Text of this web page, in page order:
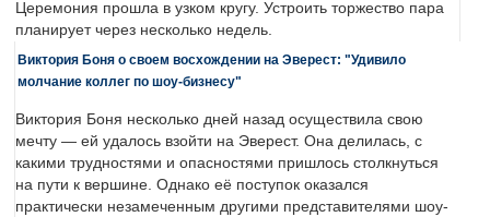
Церемония прошла в узком кругу. Устроить торжество пара
планирует через несколько недель.
Виктория Боня о своем восхождении на Эверест: "Удивило
молчание коллег по шоу-бизнесу"
Виктория Боня несколько дней назад осуществила свою
мечту — ей удалось взойти на Эверест. Она делилась, с
какими трудностями и опасностями пришлось столкнуться
на пути к вершине. Однако её поступок оказался
практически незамеченным другими представителями шоу-